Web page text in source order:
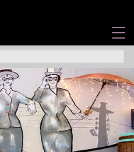
專欄
企劃
企業
我們